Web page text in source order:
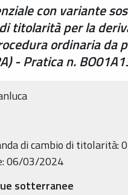
con variante
titolarità per la
ordinaria da
- Pratica n.
di cambio di titolarità:
06/03/2024
sotterranee